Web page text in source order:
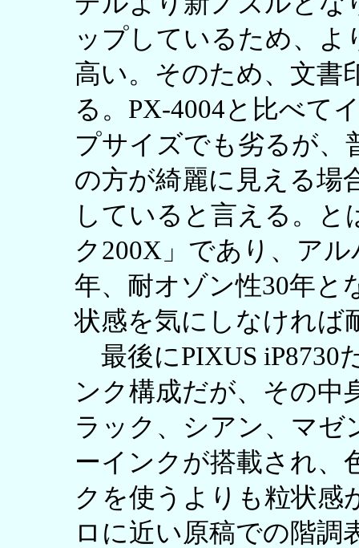
ップしているため、よ
高い。そのため、文書
る。PX-4004と比べて
プサイズでも劣るが、
の方が綺麗に見える場
していると言える。
ク200X」であり、ア
年、耐オゾン性30年と
状感を気にしなければ
最後にPIXUS iP8730
ンク構成だが、その中
ラック、シアン、マゼ
ーインクが搭載され、
クを使うよりも粒状感
ロに近い原稿での階調